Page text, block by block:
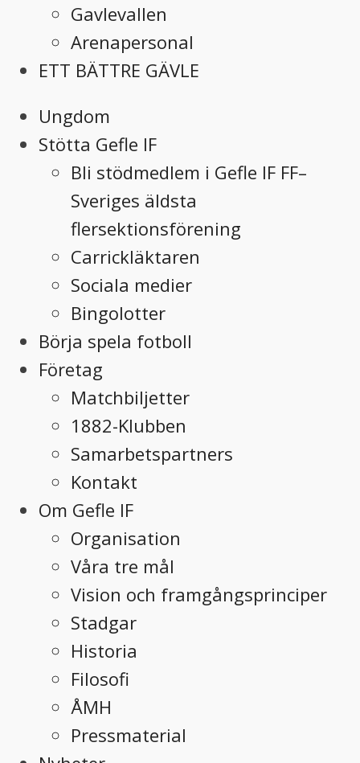
Gavlevallen
Arenapersonal
ETT BÄTTRE GÄVLE
Ungdom
Stötta Gefle IF
Bli stödmedlem i Gefle IF FF–
Sveriges äldsta
flersektionsförening
Carrickläktaren
Sociala medier
Bingolotter
Börja spela fotboll
Företag
Matchbiljetter
1882-Klubben
Samarbetspartners
Kontakt
Om Gefle IF
Organisation
Våra tre mål
Vision och framgångsprinciper
Stadgar
Historia
Filosofi
ÅMH
Pressmaterial